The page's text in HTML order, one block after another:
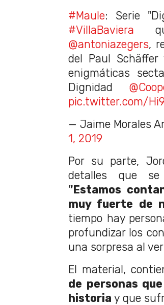
#Maule: Serie
#VillaBaviera
@antoniazegers,
del Paul
enigmáticas
Dignidad
pic.twitter.com/
— Jaime Morales
1, 2019
Por su parte,
detalles que
''Estamos
muy fuerte de
tiempo hay
profundizar los
una sorpresa al ver
El material,
de personas
historia y que